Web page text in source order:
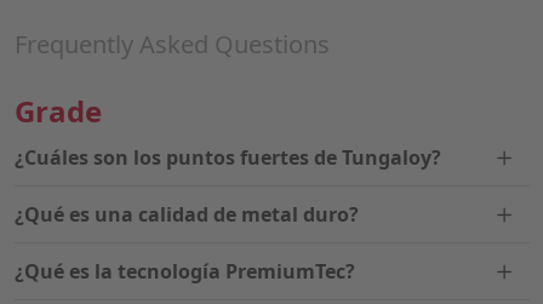
Frequently Asked Questions
Grade
¿Cuáles son los puntos fuertes de Tungaloy?
¿Qué es una calidad de metal duro?
¿Qué es la tecnología PremiumTec?